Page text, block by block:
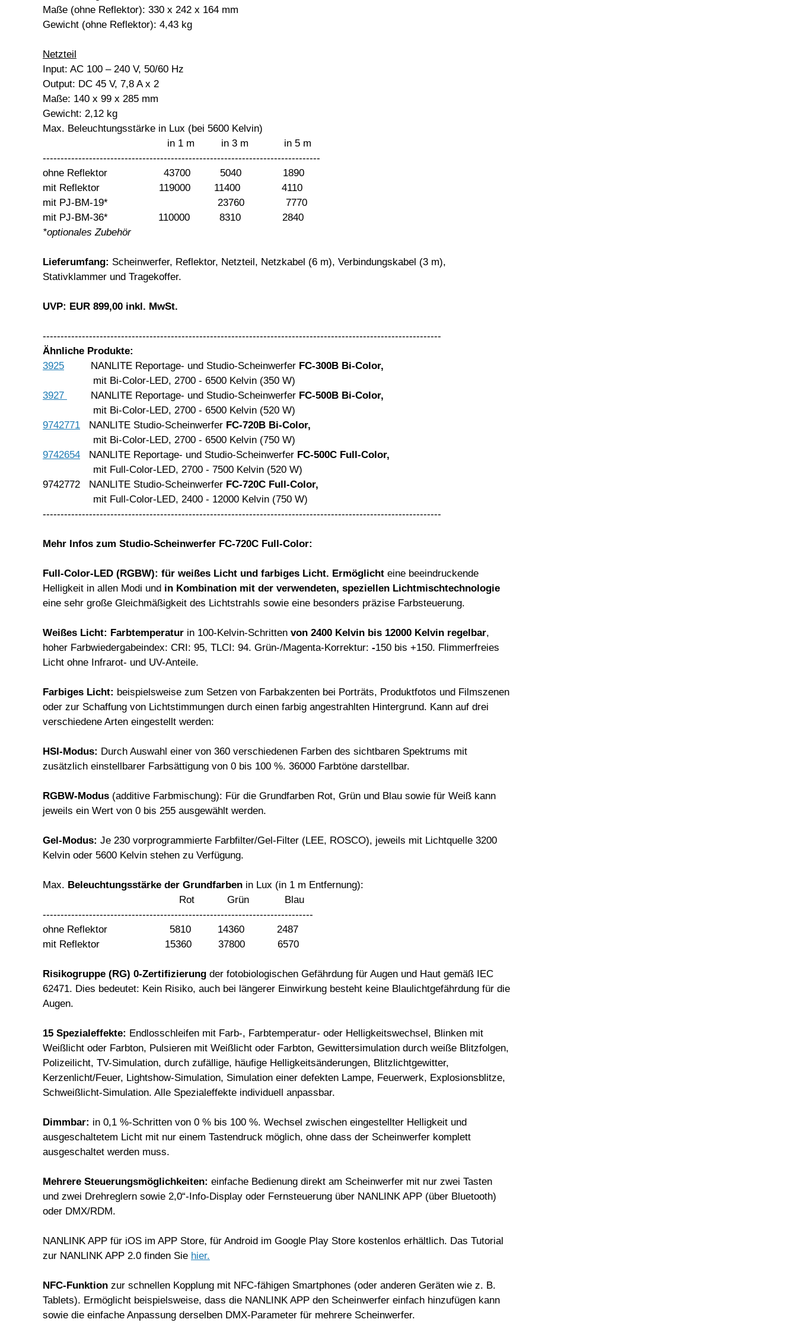
Maße (ohne Reflektor): 330 x 242 x 164 mm
Gewicht (ohne Reflektor): 4,43 kg
Netzteil
Input: AC 100 – 240 V, 50/60 Hz
Output: DC 45 V, 7,8 A x 2
Maße: 140 x 99 x 285 mm
Gewicht: 2,12 kg
Max. Beleuchtungsstärke in Lux (bei 5600 Kelvin)
in 1 m in 3 m in 5 m
------------------------------------------------------------------------------
ohne Reflektor 43700 5040 1890
mit Reflektor 119000 11400 4110
mit PJ-BM-19* 23760 7770
mit PJ-BM-36* 110000 8310 2840
*optionales Zubehör
Lieferumfang: Scheinwerfer, Reflektor, Netzteil, Netzkabel (6 m), Verbindungskabel (3 m),
Stativklammer und Tragekoffer.
UVP: EUR 899,00 inkl. MwSt.
----------------------------------------------------------------------------------------------------------------
Ähnliche Produkte:
3925 NANLITE Reportage- und Studio-Scheinwerfer FC-300B Bi-Color,
mit Bi-Color-LED, 2700 - 6500 Kelvin (350 W)
3927
NANLITE Reportage- und Studio-Scheinwerfer FC-500B Bi-Color,
mit Bi-Color-LED, 2700 - 6500 Kelvin (520 W)
9742771 NANLITE Studio-Scheinwerfer FC-720B Bi-Color,
mit Bi-Color-LED, 2700 - 6500 Kelvin (750 W)
9742654 NANLITE Reportage- und Studio-Scheinwerfer FC-500C Full-Color,
mit Full-Color-LED, 2700 - 7500 Kelvin (520 W)
9742772 NANLITE Studio-Scheinwerfer FC-720C Full-Color,
mit Full-Color-LED, 2400 - 12000 Kelvin (750 W)
----------------------------------------------------------------------------------------------------------------
Mehr Infos zum Studio-Scheinwerfer FC-720C Full-Color:
Full-Color-LED (RGBW): für weißes Licht und farbiges Licht. Ermöglicht eine beeindruckende
Helligkeit in allen Modi und in Kombination mit der verwendeten, speziellen Lichtmischtechnologie
eine sehr große Gleichmäßigkeit des Lichtstrahls sowie eine besonders präzise Farbsteuerung.
Weißes Licht: Farbtemperatur in 100-Kelvin-Schritten von 2400 Kelvin bis 12000 Kelvin regelbar,
hoher Farbwiedergabeindex: CRI: 95, TLCI: 94. Grün-/Magenta-Korrektur: -150 bis +150. Flimmerfreies
Licht ohne Infrarot- und UV-Anteile.
Farbiges Licht: beispielsweise zum Setzen von Farbakzenten bei Porträts, Produktfotos und Filmszenen
oder zur Schaffung von Lichtstimmungen durch einen farbig angestrahlten Hintergrund. Kann auf drei
verschiedene Arten eingestellt werden:
HSI-Modus: Durch Auswahl einer von 360 verschiedenen Farben des sichtbaren Spektrums mit
zusätzlich einstellbarer Farbsättigung von 0 bis 100 %. 36000 Farbtöne darstellbar.
RGBW-Modus (additive Farbmischung): Für die Grundfarben Rot, Grün und Blau sowie für Weiß kann
jeweils ein Wert von 0 bis 255 ausgewählt werden.
Gel-Modus: Je 230 vorprogrammierte Farbfilter/Gel-Filter (LEE, ROSCO), jeweils mit Lichtquelle 3200
Kelvin oder 5600 Kelvin stehen zu Verfügung.
Max. Beleuchtungsstärke der Grundfarben in Lux (in 1 m Entfernung):
Rot Grün Blau
----------------------------------------------------------------------------
ohne Reflektor 5810 14360 2487
mit Reflektor 15360 37800 6570
Risikogruppe (RG) 0-Zertifizierung der fotobiologischen Gefährdung für Augen und Haut gemäß IEC
62471. Dies bedeutet: Kein Risiko, auch bei längerer Einwirkung besteht keine Blaulichtgefährdung für die
Augen.
15 Spezialeffekte: Endlosschleifen mit Farb-, Farbtemperatur- oder Helligkeitswechsel, Blinken mit
Weißlicht oder Farbton, Pulsieren mit Weißlicht oder Farbton, Gewittersimulation durch weiße Blitzfolgen,
Polizeilicht, TV-Simulation, durch zufällige, häufige Helligkeitsänderungen, Blitzlichtgewitter,
Kerzenlicht/Feuer, Lightshow-Simulation, Simulation einer defekten Lampe, Feuerwerk, Explosionsblitze,
Schweißlicht-Simulation. Alle Spezialeffekte individuell anpassbar.
Dimmbar: in 0,1 %-Schritten von 0 % bis 100 %. Wechsel zwischen eingestellter Helligkeit und
ausgeschaltetem Licht mit nur einem Tastendruck möglich, ohne dass der Scheinwerfer komplett
ausgeschaltet werden muss.
Mehrere Steuerungsmöglichkeiten: einfache Bedienung direkt am Scheinwerfer mit nur zwei Tasten
und zwei Drehreglern sowie 2,0“-Info-Display oder Fernsteuerung über NANLINK APP (über Bluetooth)
oder DMX/RDM.
NANLINK APP für iOS im APP Store, für Android im Google Play Store kostenlos erhältlich. Das Tutorial
zur NANLINK APP 2.0 finden Sie hier.
NFC-Funktion zur schnellen Kopplung mit NFC-fähigen Smartphones (oder anderen Geräten wie z. B.
Tablets). Ermöglicht beispielsweise, dass die NANLINK APP den Scheinwerfer einfach hinzufügen kann
sowie die einfache Anpassung derselben DMX-Parameter für mehrere Scheinwerfer.